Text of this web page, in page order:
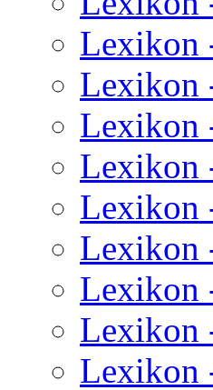
Lexikon
Lexikon
Lexikon
Lexikon
Lexikon
Lexikon
Lexikon
Lexikon
Lexikon